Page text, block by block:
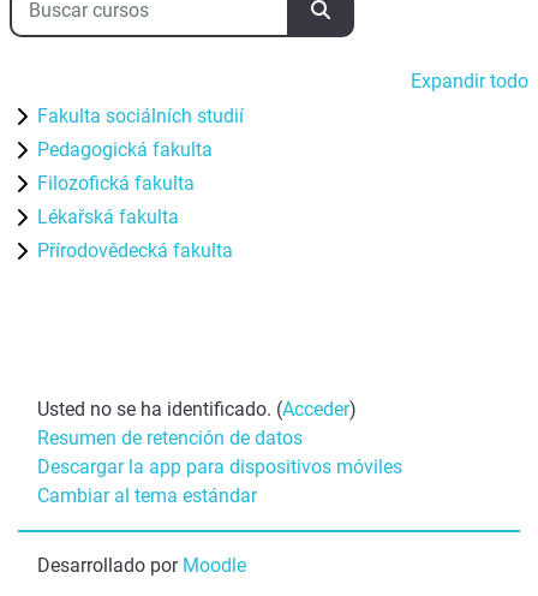
Buscar cursos
Expandir todo
Fakulta sociálních studií
Pedagogická fakulta
Filozofická fakulta
Lékařská fakulta
Přírodovědecká fakulta
Usted no se ha identificado. (Acceder)
Resumen de retención de datos
Descargar la app para dispositivos móviles
Cambiar al tema estándar
Desarrollado por Moodle